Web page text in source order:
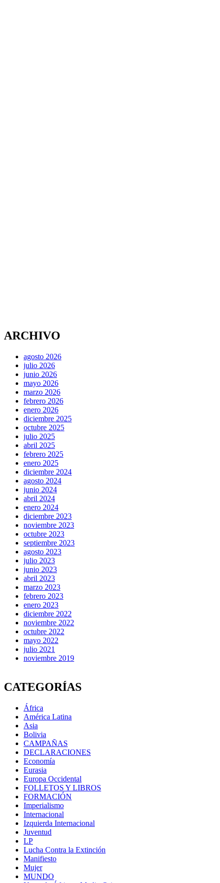
ARCHIVO
agosto 2026
julio 2026
junio 2026
mayo 2026
marzo 2026
febrero 2026
enero 2026
diciembre 2025
octubre 2025
julio 2025
abril 2025
febrero 2025
enero 2025
diciembre 2024
agosto 2024
junio 2024
abril 2024
enero 2024
diciembre 2023
noviembre 2023
octubre 2023
septiembre 2023
agosto 2023
julio 2023
junio 2023
abril 2023
marzo 2023
febrero 2023
enero 2023
diciembre 2022
noviembre 2022
octubre 2022
mayo 2022
julio 2021
noviembre 2019
CATEGORÍAS
África
América Latina
Asia
Bolivia
CAMPAÑAS
DECLARACIONES
Economía
Eurasia
Europa Occidental
FOLLETOS Y LIBROS
FORMACIÓN
Imperialismo
Internacional
Izquierda Internacional
Juventud
LP
Lucha Contra la Extinción
Manifiesto
Mujer
MUNDO